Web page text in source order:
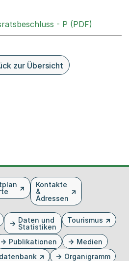
- P (PDF)
zur Übersicht
Kontakte
&
Adressen
Daten und
Statistiken
Tourismus
Publikationen
Medien
Organigramm